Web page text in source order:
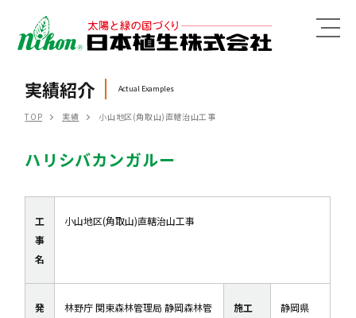
MENU
実績紹介 Actual Examples
TOP 実績 小山地区(角取山)直轄治山工事
ハリシバカンガルー
工
事
名
小山地区(角取山)直轄治山工事
発
林野庁 関東森林管理局 静岡森林管
施工
静岡県